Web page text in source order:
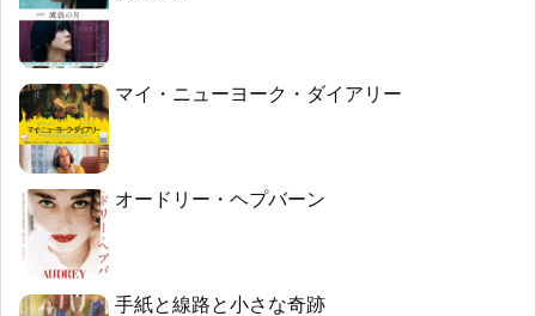
マイ・ニューヨーク・ダイアリー
オードリー・ヘプバーン
手紙と線路と小さな奇跡